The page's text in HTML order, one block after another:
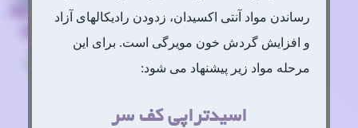
رساندن مواد آنتی اکسیدان، زدودن رادیکالهای آزاد
و افزایش گردش خون مویرگی است. برای این
مرحله مواد زیر پیشنهاد می شود:
اسیدتراپی کف سر